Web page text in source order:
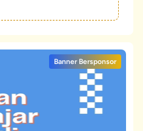
Banner Bersponsor